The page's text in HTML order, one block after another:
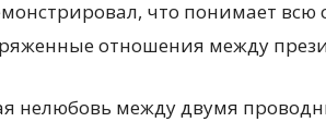
что понимает всю
отношения между
нелюбовь между двумя